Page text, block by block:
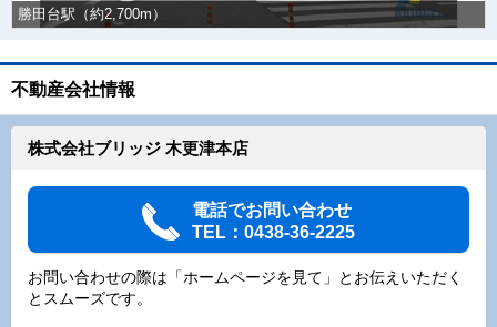
勝田台駅（約2,700m）
不動産会社情報
株式会社ブリッジ 木更津本店
電話でお問い合わせ
TEL：0438-36-2225
お問い合わせの際は「ホームページを見て」とお伝えいただく
とスムーズです。